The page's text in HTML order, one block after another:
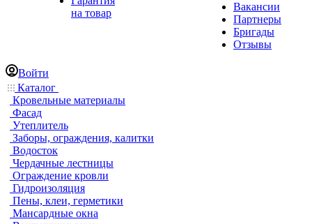
на товар
Вакансии
Партнеры
Бригады
Отзывы
Войти
Каталог
Кровельные материалы
Фасад
Утеплитель
Заборы, ограждения, калитки
Водосток
Чердачные лестницы
Ограждение кровли
Гидроизоляция
Пены, клеи, герметики
Мансардные окна